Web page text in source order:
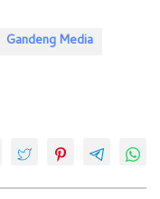
Gandeng Media